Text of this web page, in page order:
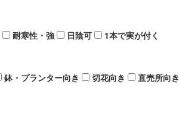
耐寒性・強 日陰可 1本で実が付く
鉢・プランター向き 切花向き 直売所向き